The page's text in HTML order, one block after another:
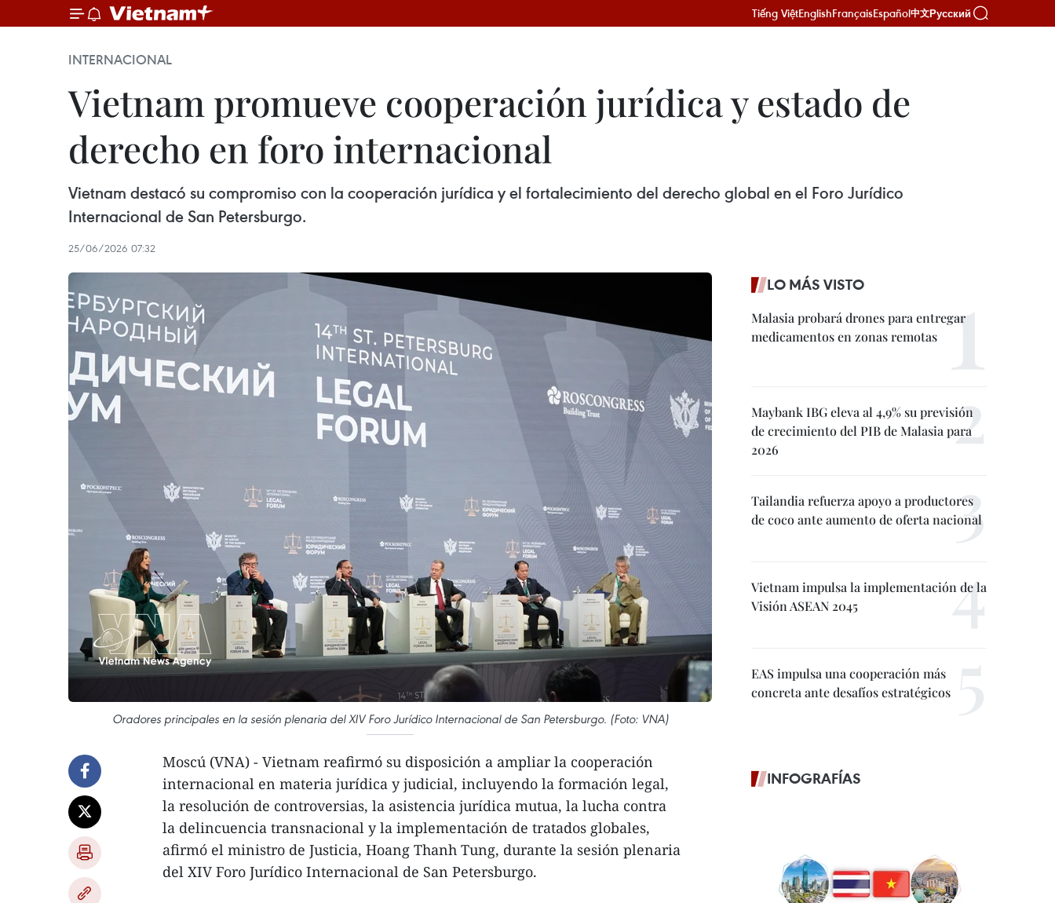
Tiếng ViệtEnglishFrançaisEspañol中文Русский
INTERNACIONAL
Vietnam promueve cooperación jurídica y estado de
derecho en foro internacional
Vietnam destacó su compromiso con la cooperación jurídica y el fortalecimiento del derecho global en el Foro Jurídico
Internacional de San Petersburgo.
25/06/2026 07:32
Oradores principales en la sesión plenaria del XIV Foro Jurídico Internacional de San Petersburgo. (Foto: VNA)
Moscú (VNA) - Vietnam reafirmó su disposición a ampliar la cooperación
internacional en materia jurídica y judicial, incluyendo la formación legal,
la resolución de controversias, la asistencia jurídica mutua, la lucha contra
la delincuencia transnacional y la implementación de tratados globales,
afirmó el ministro de Justicia, Hoang Thanh Tung, durante la sesión plenaria
del XIV Foro Jurídico Internacional de San Petersburgo.
LO MÁS VISTO
Malasia probará drones para entregar
medicamentos en zonas remotas
Maybank IBG eleva al 4,9% su previsión
de crecimiento del PIB de Malasia para
2026
Tailandia refuerza apoyo a productores
de coco ante aumento de oferta nacional
Vietnam impulsa la implementación de la
Visión ASEAN 2045
EAS impulsa una cooperación más
concreta ante desafíos estratégicos
INFOGRAFÍAS